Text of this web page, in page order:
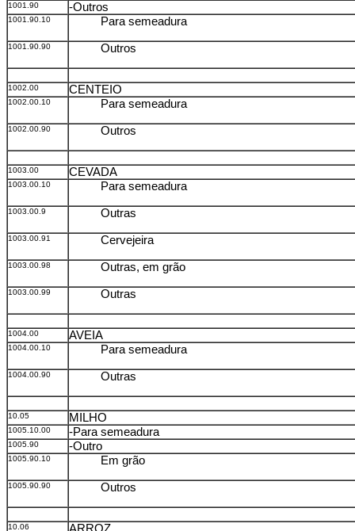
1001.90 -Outros
1001.90.10 Para semeadura
1001.90.90 Outros
1002.00 CENTEIO
1002.00.10 Para semeadura
1002.00.90 Outros
1003.00 CEVADA
1003.00.10 Para semeadura
1003.00.9 Outras
1003.00.91 Cervejeira
1003.00.98 Outras, em grão
1003.00.99 Outras
1004.00 AVEIA
1004.00.10 Para semeadura
1004.00.90 Outras
10.05 MILHO
1005.10.00 -Para semeadura
1005.90 -Outro
1005.90.10 Em grão
1005.90.90 Outros
10.06